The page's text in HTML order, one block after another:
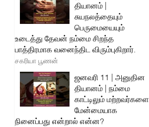
தியானம் |
சுயநலத்தையும்
பெருமையையும்
உடைத்து தேவன் நம்மை சிறந்த
பாத்திரமாக வனைந்திட விரும்புகிறார்.
சகரியா பூணன்
ஜனவரி 11 | அனுதின
தியானம் | நம்மை
காட்டிலும் மற்றவர்களை
மேன்மையாக
நினைப்பது என்றால் என்ன?